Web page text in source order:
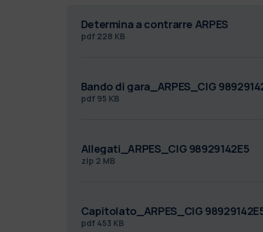
Determina a contrarre ARPES
pdf 228 KB
Bando di gara_ARPES_CIG
pdf 95 KB
Allegati_ARPES_CIG 98929142E5
zip 2 MB
Capitolato_ARPES_CIG
pdf 453 KB